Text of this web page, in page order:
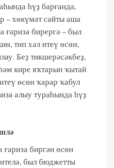
һүҙ барғанда,
– хөкүмәт сайты аша
ғариза бирергә – был
тип хәл итеү өсөн,
Беҙ тикшерәсәкбеҙ,
кире яҡтарын ҡытай
өсөн ҡарар ҡабул
алыу тураһында һүҙ
биргән өсөн
был бюджетты